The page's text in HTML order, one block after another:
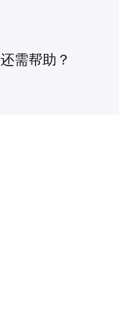
• Take the profit（获利）：
如果您想将 100 美元投资于
钩。
• 系统错误（查看
还需帮助？